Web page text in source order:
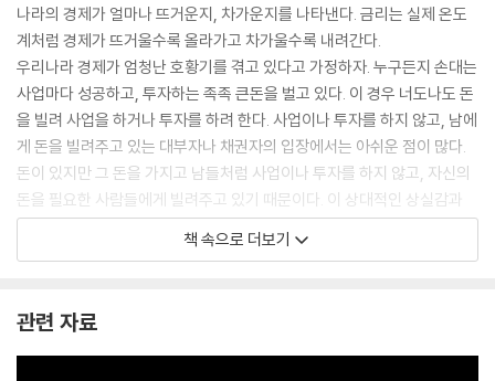
나라의 경제가 얼마나 뜨거운지, 차가운지를 나타낸다. 금리는 실제 온도
계처럼 경제가 뜨거울수록 올라가고 차가울수록 내려간다.
우리나라 경제가 엄청난 호황기를 겪고 있다고 가정하자. 누구든지 손대는
사업마다 성공하고, 투자하는 족족 큰돈을 벌고 있다. 이 경우 너도나도 돈
을 빌려 사업을 하거나 투자를 하려 한다. 사업이나 투자를 하지 않고, 남에
게 돈을 빌려주고 있는 대부자나 채권자의 입장에서는 아쉬운 점이 많다.
돈이 있지만 그 돈을 가지고 남들처럼 사업이나 투자를 하지 않고, 자신의
돈을 필요한 사람들에게 빌려주고 있기 때문이다. 이 상대적인 상실감과
피해의식은 금리를 높임으로써 해결된다. 즉 이자를 더 받으면 된다. 다만
그 이자는 빌려가는 사람이 얻을 수 있는 기대이익을 넘을 순 없다. 만약 그
항상 그렇듯이 위기 이전에는 경제의 호황, 그리고 그에 따른 거품의 형성
책 속으로 더보기
관련 자료